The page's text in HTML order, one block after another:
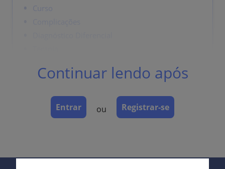
Curso
Queimadura solar.
radiação eletromagnética no espectro UVB (280-320
Continuar lendo após
Entrar ou Registrar-se